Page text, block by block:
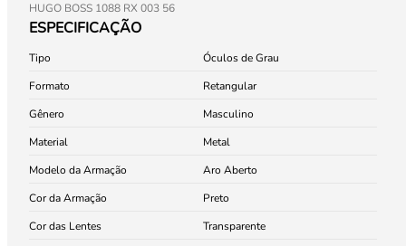
HUGO BOSS 1088 RX 003 56
ESPECIFICAÇÃO
Tipo
Óculos de Grau
Formato
Retangular
Gênero
Masculino
Material
Metal
Modelo da Armação
Aro Aberto
Cor da Armação
Preto
Cor das Lentes
Transparente